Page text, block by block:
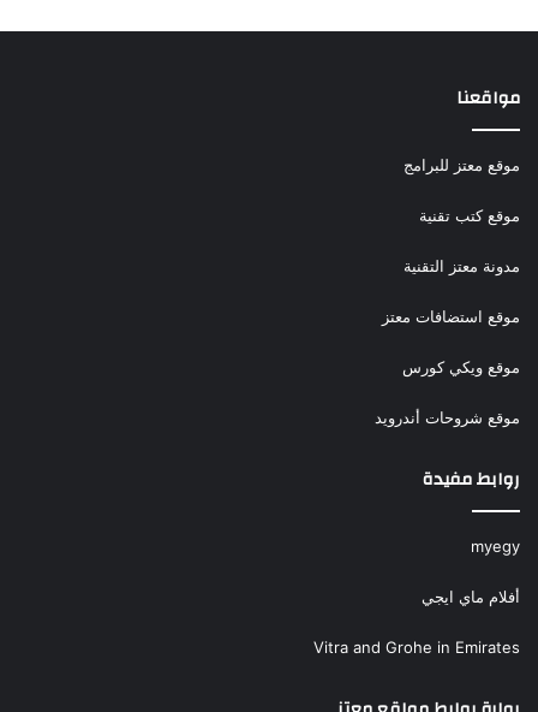
مواقعنا
موقع معتز للبرامج
موقع كتب تقنية
مدونة معتز التقنية
موقع استضافات معتز
موقع ويكي كورس
موقع شروحات أندرويد
روابط مفيدة
myegy
أفلام ماي ايجي
Vitra and Grohe in Emirates